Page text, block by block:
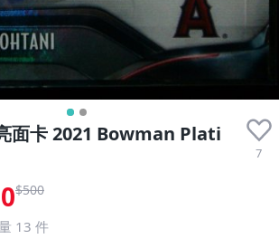
面卡 2021 Bowman Plati
7
$500
13 件